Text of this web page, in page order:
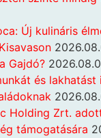
Új kulináris
Gajdó?
és lakhatást
Holding Zrt.
támogatására